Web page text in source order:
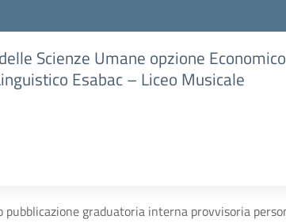
Scienze Umane opzione Economico
Esabac – Liceo Musicale
pubblicazione graduatoria interna provvisoria